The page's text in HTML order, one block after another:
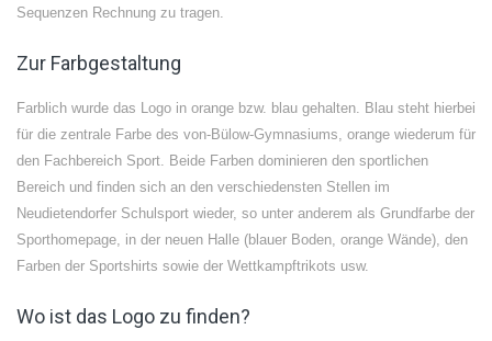
Sequenzen Rechnung zu tragen.
Zur Farbgestaltung
Farblich wurde das Logo in orange bzw. blau gehalten. Blau steht hierbei
für die zentrale Farbe des von-Bülow-Gymnasiums, orange wiederum für
den Fachbereich Sport. Beide Farben dominieren den sportlichen
Bereich und finden sich an den verschiedensten Stellen im
Neudietendorfer Schulsport wieder, so unter anderem als Grundfarbe der
Sporthomepage, in der neuen Halle (blauer Boden, orange Wände), den
Farben der Sportshirts sowie der Wettkampftrikots usw.
Wo ist das Logo zu finden?